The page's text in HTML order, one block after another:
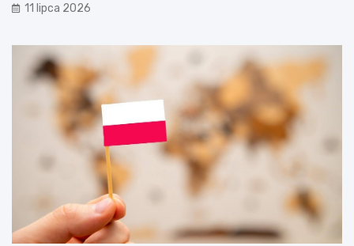
11 lipca 2026